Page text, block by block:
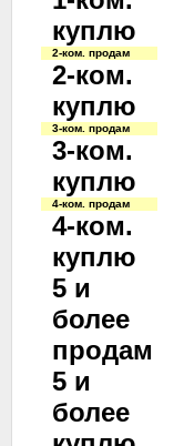
куплю
2-ком. продам
2-ком.
куплю
3-ком. продам
3-ком.
куплю
4-ком. продам
4-ком.
куплю
5 и
более
продам
5 и
более